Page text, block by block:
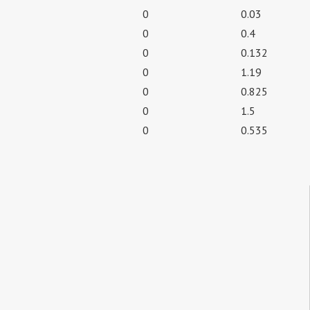
0
0.03
0
0.4
0
0.132
0
1.19
0
0.825
0
1.5
0 0.535